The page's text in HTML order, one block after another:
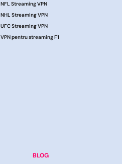
NFL Streaming VPN
NHL Streaming VPN
UFC Streaming VPN
VPN pentru streaming F1
BLOG